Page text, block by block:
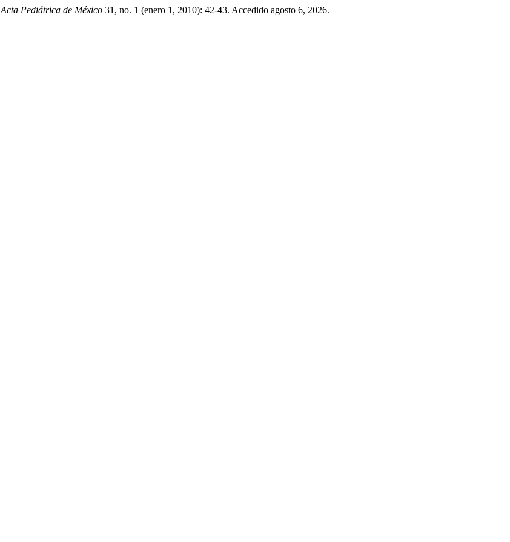
Acta Pediátrica de México 31, no. 1 (enero 1, 2010): 42-43. Accedido agosto 6, 2026.